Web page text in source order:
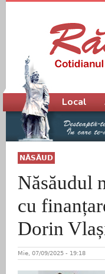
NĂSĂUD
Năsăudul
cu
Dorin
Mie, 07/09/2025 - 19:18
Meniu principal
Local